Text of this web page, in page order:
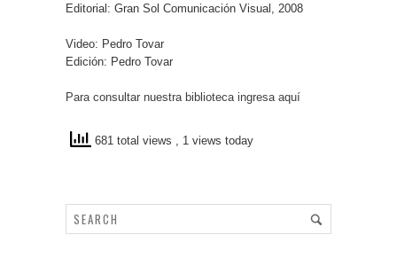
Editorial: Gran Sol Comunicación Visual, 2008
Video: Pedro Tovar
Edición: Pedro Tovar
Para consultar nuestra biblioteca ingresa aquí
681 total views , 1 views today